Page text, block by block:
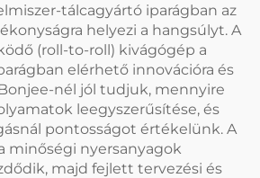
tálcagyártó iparágban az
helyezi a hangsúlyt. A
(roll-to-roll) kivágógép a
elérhető innovációra és
nél jól tudjuk, mennyire
leegyszerűsítése, és
pontosságot értékelünk. A
minőségi nyersanyagok
majd fejlett tervezési és